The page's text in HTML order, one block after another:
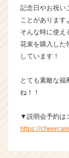
記念日やお祝い
ことがあります
そんな時に使え
花束を購入した
しています！
とても素敵な福
ね！！
▼説明会予約は
https://